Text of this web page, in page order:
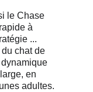
le Chase
à
...
chat de
en
adultes.